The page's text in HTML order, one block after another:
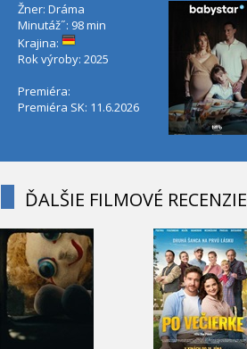
Žner: Dráma
Minutáž˝: 98 min
Krajina:
Rok výroby: 2025
Premiéra:
Premiéra SK: 11.6.2026
ĎALŠIE FILMOVÉ RECENZIE